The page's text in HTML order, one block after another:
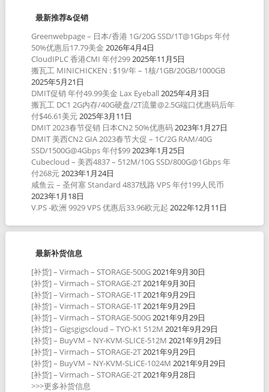
最新推荐&促销
Greenwebpage – 日本/香港 1G/20G SSD/1T@1Gbps 年付
50%优惠后17.79美金 2026年4月4日
CloudIPLC 香港CMI 年付2992025年11月5日
搬瓦工 MINICHICKEN : $19/年 – 1核/1GB/20GB/1000GB
2025年5月21日
DMIT促销 年付49.99美金 Lax Eyeball 2025年4月3日
搬瓦工 DC1 2G内存/40G硬盘/2T流量@2.5G端口优惠码后年
付$46.61美元2025年3月11日
DMIT 2023春节促销 日本CN2 50%优惠码2023年1月27日
DMIT 美西CN2 GIA 2023春节大促 – 1C/2G RAM/40G
SSD/1500G@4Gbps 年付$992023年1月25日
Cubecloud – 美西4837 – 512M/10G SSD/800G@1Gbps 年
付268元2023年1月24日
咸鱼云 – 圣何塞 Standard 4837线路 VPS 年付199人民币
2023年1月18日
V.PS -欧洲 9929 VPS 优惠后33.96欧元起 2022年12月11日
最新补货信息
[补货] – Virmach – STORAGE-500G2021年9月30日
[补货] – Virmach – STORAGE-2T2021年9月30日
[补货] – Virmach – STORAGE-1T2021年9月29日
[补货] – Virmach – STORAGE-1T2021年9月29日
[补货] – Virmach – STORAGE-500G2021年9月29日
[补货] – Gigsgigscloud – TYO-K1 512M 2021年9月29日
[补货] – BuyVM – NY-KVM-SLICE-512M 2021年9月29日
[补货] – Virmach – STORAGE-2T2021年9月29日
[补货] – BuyVM – NY-KVM-SLICE-1024M 2021年9月29日
[补货] – Virmach – STORAGE-2T2021年9月28日
>>>更多补货信息